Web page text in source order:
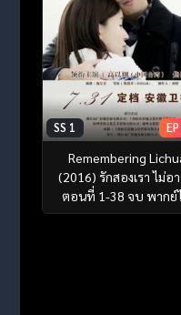
SS 1
Remembering
(2016) รักสองเรา ไม่อ
ตอนที่ 1-38 จบ พากย์